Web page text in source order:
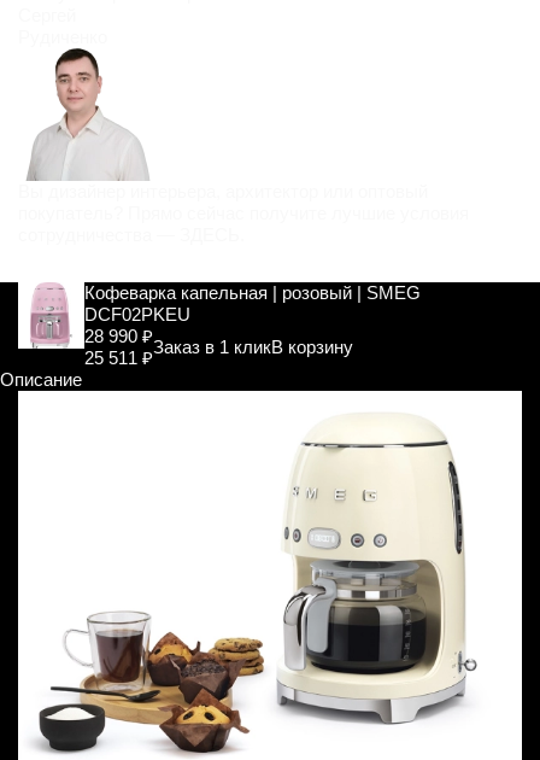
Кофеварка капельная | розовый | SMEG
DCF02PKEU
25 511 ₽
28 990 ₽
Заказ в 1 кликВ корзину
Описание